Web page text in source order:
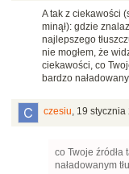
A tak z ciekawości
minął): gdzie
najlepszego
nie mogłem, że
ciekawości, co
bardzo
czesiu, 19 stycznia
co Twoje źródła
naładowanym